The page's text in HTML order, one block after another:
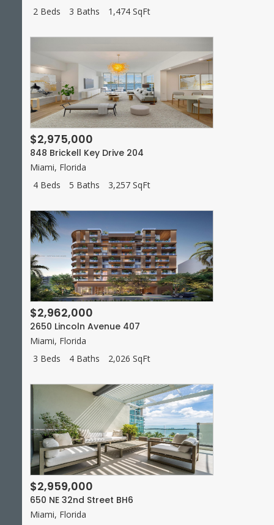
2 Beds 3 Baths 1,474 SqFt
$2,975,000
848 Brickell Key Drive 204
Miami, Florida
4 Beds
5 Baths 3,257 SqFt
$2,962,000
2650 Lincoln Avenue 407
Miami, Florida
3 Beds
4 Baths 2,026 SqFt
$2,959,000
650 NE 32nd Street BH6
Miami, Florida